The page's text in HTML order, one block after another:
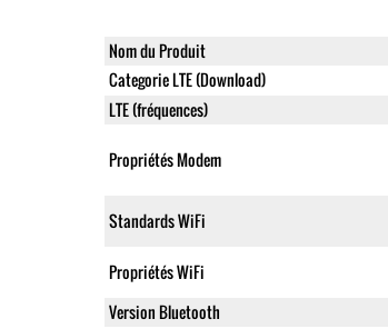
Nom du Produit
Categorie LTE (Download)
LTE (fréquences)
Propriétés Modem
Standards WiFi
Propriétés WiFi
Version Bluetooth